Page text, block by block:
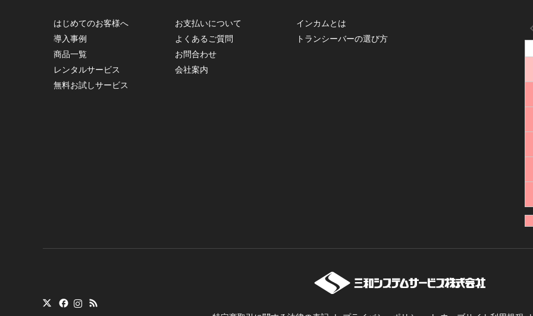
はじめてのお客様へ
導入事例
商品一覧
レンタルサービス
無料お試しサービス
お支払いについて
よくあるご質問
お問合わせ
会社案内
インカムとは
トランシーバーの選び方